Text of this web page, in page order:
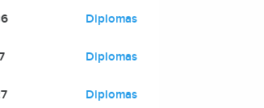
Diplomas
Diplomas
Diplomas